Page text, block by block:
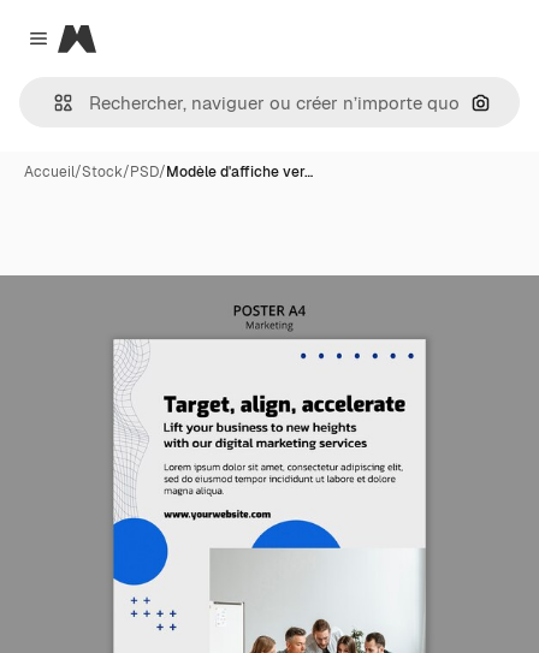
Close menu
Magnific
Accueil/Stock/PSD/Modèle d'affiche ver…